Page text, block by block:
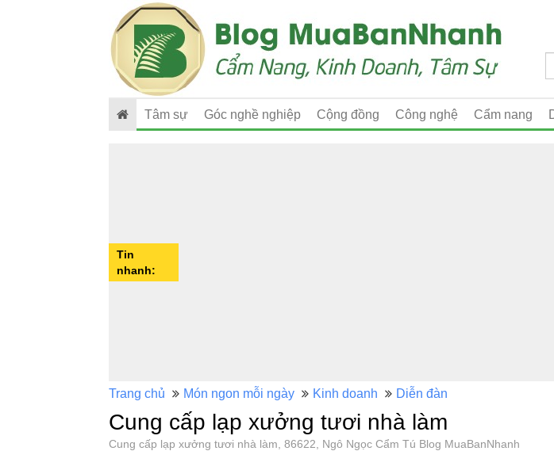
Tâm sự Góc nghề nghiệp Cộng đồng Công nghệ Cẩm nang
Tin
nhanh:
Trang chủ Món ngon mỗi ngày Kinh doanh Diễn đàn
Cung cấp lạp xưởng tươi nhà làm
Cung cấp lạp xưởng tươi nhà làm, 86622, Ngô Ngọc Cẩm Tú Blog MuaBanNhanh